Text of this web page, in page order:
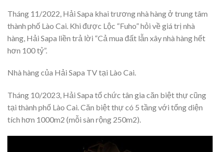
Tháng 11/2022, Hải Sapa khai trương nhà hàng ở trung tâm
thành phố Lào Cai. Khi được Lộc “Fuho” hỏi về giá trị nhà
hàng, Hải Sapa liền trả lời “Cả mua đất lẫn xây nhà hàng hết
hơn 100 tỷ”.
Nhà hàng của Hải Sapa TV tại Lào Cai.
Tháng 10/2023, Hải Sapa tổ chức tân gia căn biệt thự cũng
tại thành phố Lào Cai. Căn biệt thự có 5 tầng với tổng diện
tích hơn 1000m2 (mỗi sàn rộng 250m2).